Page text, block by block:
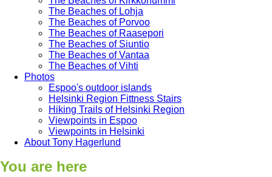
The Beaches of Lohja
The Beaches of Porvoo
The Beaches of Raasepori
The Beaches of Siuntio
The Beaches of Vantaa
The Beaches of Vihti
Photos
Espoo's outdoor islands
Helsinki Region Fittness Stairs
Hiking Trails of Helsinki Region
Viewpoints in Espoo
Viewpoints in Helsinki
About Tony Hagerlund
You are here